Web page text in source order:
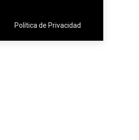
Política de Privacidad